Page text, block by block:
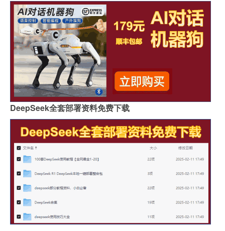
DeepSeek全套部署资料免费下载